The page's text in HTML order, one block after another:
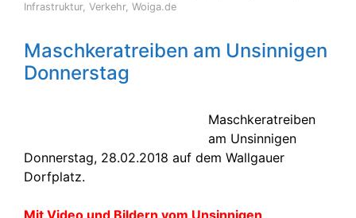
Infrastruktur, Verkehr, Woiga.de
Maschkeratreiben am Unsinnigen
Donnerstag
Maschkeratreiben
am Unsinnigen
Donnerstag, 28.02.2018 auf dem Wallgauer
Dorfplatz.
Mit Video und Bildern vom Unsinnigen